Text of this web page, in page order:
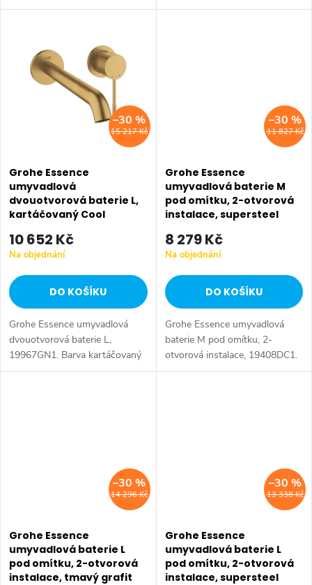
ů
Sunset.
15 217 Kč
–30 %
Grohe Essence
umyvadlová
dvouotvorová baterie L,
kartáčovaný Cool
10 652 Kč
Na objednání
DO KOŠÍKU
Grohe Essence umyvadlová
dvouotvorová baterie L,
19967GN1. Barva kartáčovaný
Cool Sunrise.
11 827 Kč
–30 %
Grohe Essence
umyvadlová baterie M
pod omítku, 2-otvorová
instalace, supersteel
8 279 Kč
Na objednání
DO KOŠÍKU
Grohe Essence umyvadlová
baterie M pod omítku, 2-
otvorová instalace, 19408DC1.
Barva supersteel.
14 296 Kč
–30 %
Grohe Essence
umyvadlová baterie L
pod omítku, 2-otvorová
instalace, tmavý grafit
13 338 Kč
–30 %
Grohe Essence
umyvadlová baterie L
pod omítku, 2-otvorová
instalace, supersteel